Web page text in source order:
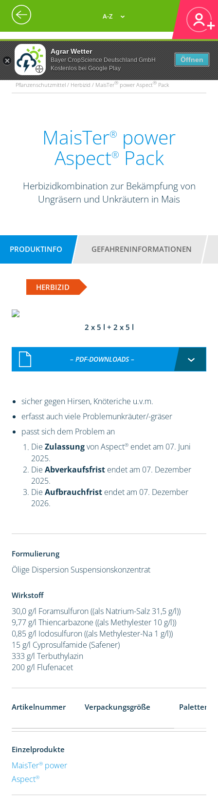
Agrar Wetter
Bayer CropScience Deutschland GmbH
Kostenlos bei Google Play
Öffnen
A-Z
Pflanzenschutzmittel / Herbizid / MaisTer® power Aspect® Pack
MaisTer® power
Aspect® Pack
Herbizidkombination zur Bekämpfung von
Ungräsern und Unkräutern in Mais
PRODUKTINFO GEFAHRENINFORMATIONEN
HERBIZID
2 x 5 l + 2 x 5 l
– PDF-DOWNLOADS –
sicher gegen Hirsen, Knöteriche u.v.m.
erfasst auch viele Problemunkräuter/-gräser
passt sich dem Problem an
Die Zulassungvon Aspect®endet am 07. Juni
2025.
Die Abverkaufsfrist endet am 07. Dezember
2025.
Die Aufbrauchfrist endet am 07. Dezember
2026.
Formulierung
Ölige Dispersion Suspensionskonzentrat
Wirkstoff
30,0 g/l Foramsulfuron ((als Natrium-Salz 31,5 g/l))
9,77 g/l Thiencarbazone ((als Methylester 10 g/l))
0,85 g/l Iodosulfuron ((als Methylester-Na 1 g/l))
15 g/l Cyprosulfamide (Safener)
333 g/l Terbuthylazin
200 g/l Flufenacet
Artikelnummer Verpackungsgröße
Einzelprodukte
MaisTer®power
Aspect®